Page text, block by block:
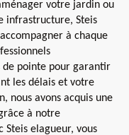
votre jardin ou
infrastructure, Steis
à chaque
de pointe pour garantir
les délais et votre
nous avons acquis une
à notre
elagueur, vous